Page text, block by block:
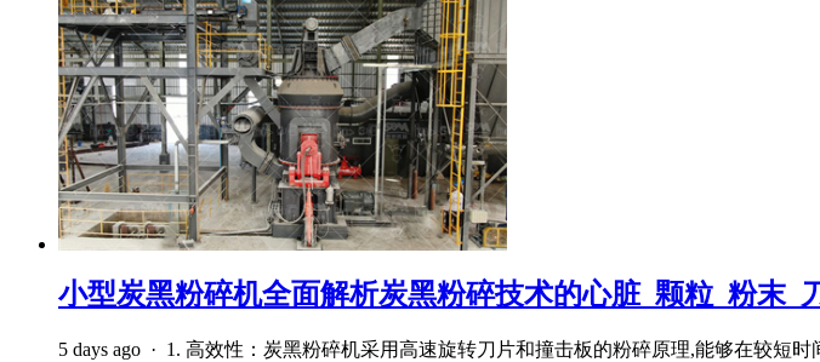
小型炭黑粉碎机全面解析炭黑粉碎技术的心脏_颗粒_粉末_
5 days ago · 1. 高效性：炭黑粉碎机采用高速旋转刀片和撞击板的粉碎原理,能够在较短